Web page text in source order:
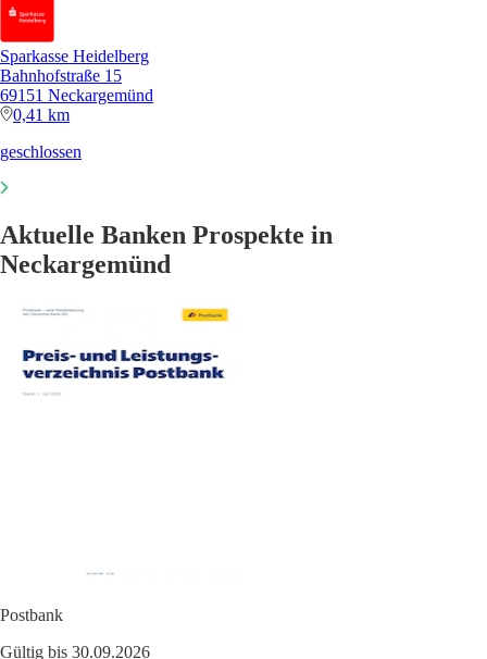
Sparkasse Heidelberg
Bahnhofstraße 15
69151 Neckargemünd
0,41 km
geschlossen
Aktuelle Banken Prospekte in
Neckargemünd
Postbank
Gültig bis 30.09.2026